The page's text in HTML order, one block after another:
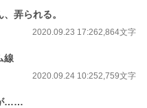
弄られる。
2020.09.23 17:262,864文字
線
2020.09.24 10:252,759文字
……